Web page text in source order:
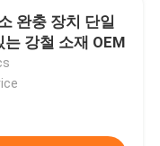
완충 장치 단일
강철 소재 OEM